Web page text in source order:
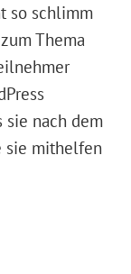
so schlimm
zum Thema
sie nach dem
sie mithelfen